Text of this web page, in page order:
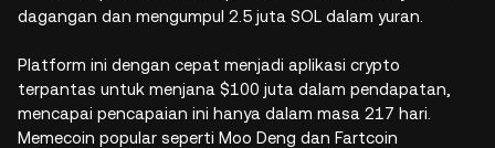
dagangan dan mengumpul 2.5 juta SOL dalam yuran.
Platform ini dengan cepat menjadi aplikasi crypto
terpantas untuk menjana $100 juta dalam pendapatan,
mencapai pencapaian ini hanya dalam masa 217 hari.
Memecoin popular seperti Moo Deng dan Fartcoin